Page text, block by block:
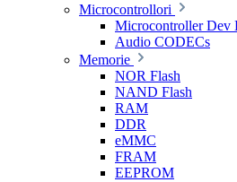
Microcontrollori
Microcontroller Dev
Audio CODECs
Memorie
NOR Flash
NAND Flash
RAM
DDR
eMMC
FRAM
EEPROM